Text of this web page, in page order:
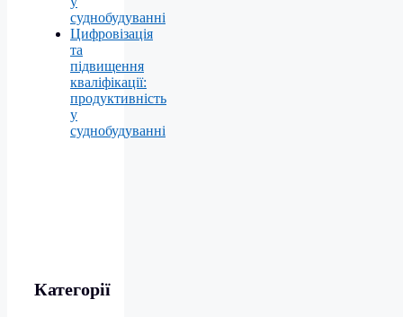
суднобудуванні
Цифровізація
та
підвищення
кваліфікації:
продуктивність
у
суднобудуванні
Категорії